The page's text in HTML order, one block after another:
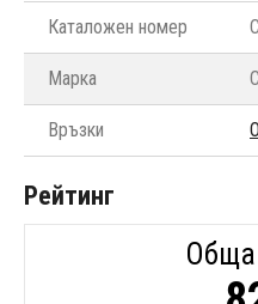
Каталожен номер
Марка
Връзки
Рейтинг
Обща